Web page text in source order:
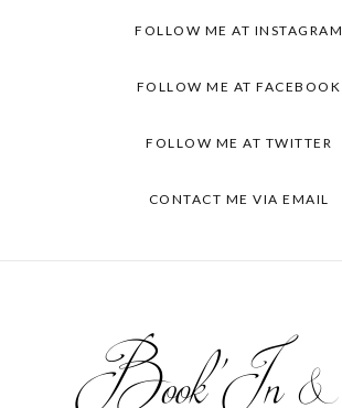
FOLLOW ME AT INSTAGRAM
FOLLOW ME AT FACEBOOK
FOLLOW ME AT TWITTER
CONTACT ME VIA EMAIL